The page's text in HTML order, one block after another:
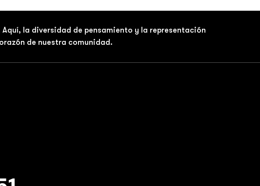
la diversidad de pensamiento y la representación
de nuestra comunidad.